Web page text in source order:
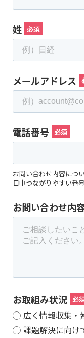
姓
メールアドレス
電話番号
お問い合わせ内容につ
日中つながりやすい番
お問い合わせ内
お取組み状況
広く情報収集・
課題解決に向け